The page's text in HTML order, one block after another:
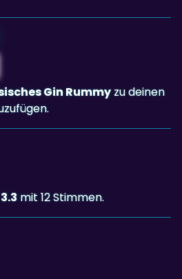
Gin Rummyzu deinen
3.3 mit 12 Stimmen.